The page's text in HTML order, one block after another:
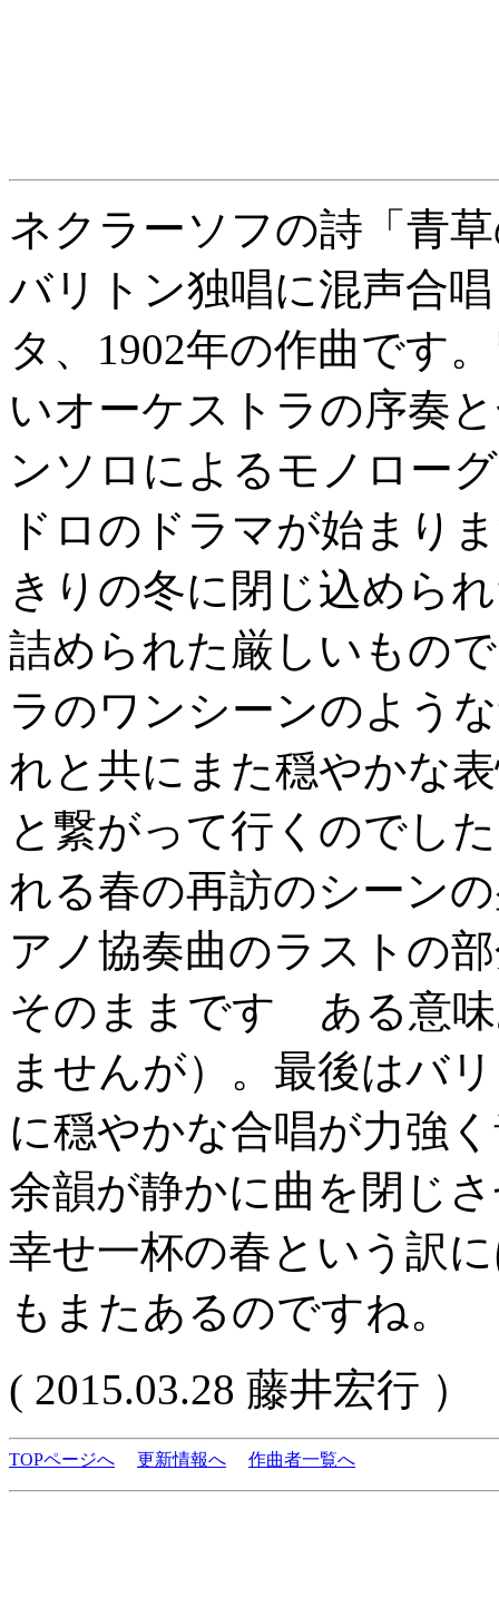
ネクラーソフの詩「青
バリトン独唱に混声合
タ、1902年の作曲です
いオーケストラの序奏
ンソロによるモノロー
ドロのドラマが始まり
きりの冬に閉じ込めら
詰められた厳しいもの
ラのワンシーンのよう
れと共にまた穏やかな
と繋がって行くのでし
れる春の再訪のシーン
アノ協奏曲のラストの
そのままです ある意
ませんが）。最後はバ
に穏やかな合唱が力強
余韻が静かに曲を閉じ
幸せ一杯の春という訳
もまたあるのですね。
( 2015.03.28 藤井宏行 ）
TOPページへ 更新情報へ 作曲者一覧へ